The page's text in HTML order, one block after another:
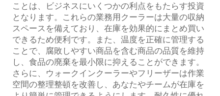
ことは、ビジネスにいくつかの利点をもたらす投資
となります。これらの業務用クーラーは大量の収納
スペースを備えており、在庫を効果的にまとめ買い
できるため便利です。また、温度を正確に管理する
ことで、腐敗しやすい商品を含む商品の品質を維持
し、食品の廃棄を最小限に抑えることができます。
さらに、ウォークインクーラーやフリーザーは作業
空間の整理整頓を改善し、あなたやチームが在庫を